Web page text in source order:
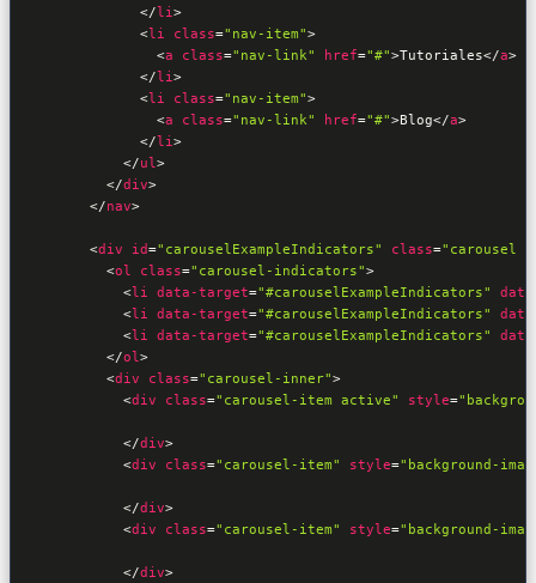
</li>
<li class="nav-item">
<a class="nav-link" href="#">Tutoriales</a>
</li>
<li class="nav-item">
<a class="nav-link" href="#">Blog</a>
</li>
</ul>
</div>
</nav>
<div id="carouselExampleIndicators" class="carousel
<ol class="carousel-indicators">
<li data-target="#carouselExampleIndicators"
<li data-target="#carouselExampleIndicators"
<li data-target="#carouselExampleIndicators"
</ol>
<div class="carousel-inner">
<div class="carousel-item active" style=
</div>
<div class="carousel-item" style="background-
</div>
<div class="carousel-item" style="background-
</div>